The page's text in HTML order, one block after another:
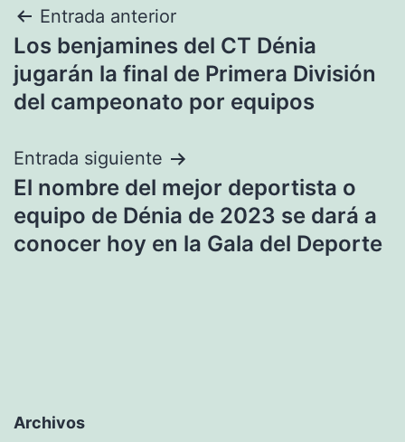
Navegación
de
entradas
Entrada anterior
Los benjamines del CT Dénia
jugarán la final de Primera División
del campeonato por equipos
Entrada siguiente
El nombre del mejor deportista o
equipo de Dénia de 2023 se dará a
conocer hoy en la Gala del Deporte
Archivos